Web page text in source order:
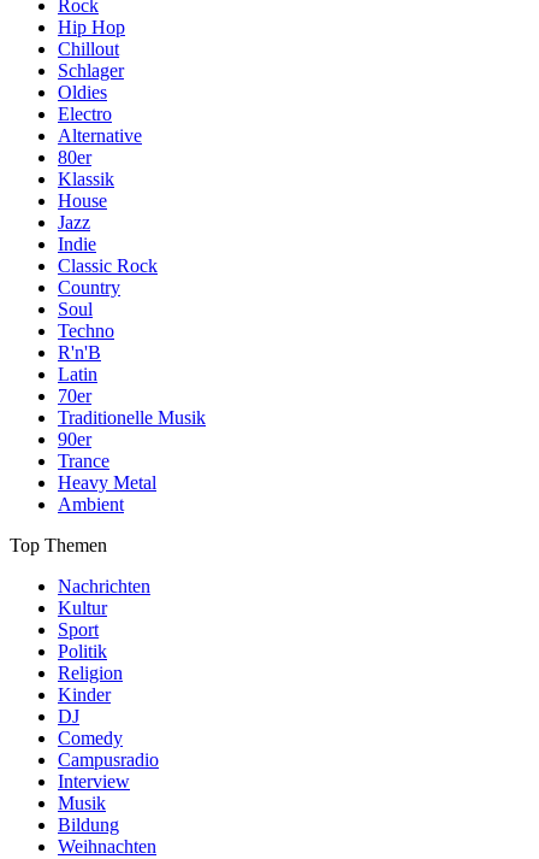
Rock
Hip Hop
Chillout
Schlager
Oldies
Electro
Alternative
80er
Klassik
House
Jazz
Indie
Classic Rock
Country
Soul
Techno
R'n'B
Latin
70er
Traditionelle Musik
90er
Trance
Heavy Metal
Ambient
Top Themen
Nachrichten
Kultur
Sport
Politik
Religion
Kinder
DJ
Comedy
Campusradio
Interview
Musik
Bildung
Weihnachten